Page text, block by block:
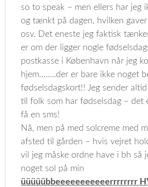
so to speak – men ellers har jeg
og tænkt på dagen, hvilken
osv. Det eneste jeg faktisk
er om der ligger nogle
postkasse i København når jeg
hjem……..der er bare ikke noget
fødselsdagskort!! Jeg sender
til folk som har fødselsdag – det
få en sms!
Nå, men på med solcreme med
afsted til gården – hvis vejret
vil jeg måske ordne have i bh så
noget sol på min
üüüüübbeeeeeeeeeeerrrrrrrr